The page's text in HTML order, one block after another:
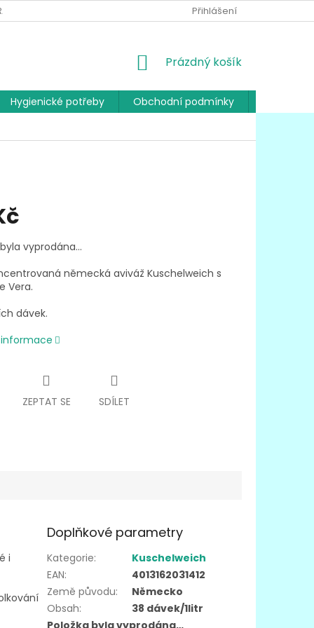
OSOBNÍCH ÚDAJŮ Přihlášení
NÁKUPNÍ
Prázdný košík
Hygienické potřeby Obchodní podmínky
vyprodána…
německá aviváž Kuschelweich s
Vera.
dávek.
ZEPTAT SE SDÍLET
i
Doplňkové parametry
Kategorie:
Kuschelweich
EAN:
4013162031412
Země původu:
Německo
Obsah:
38 dávek/1litr
Položka byla vyprodána…